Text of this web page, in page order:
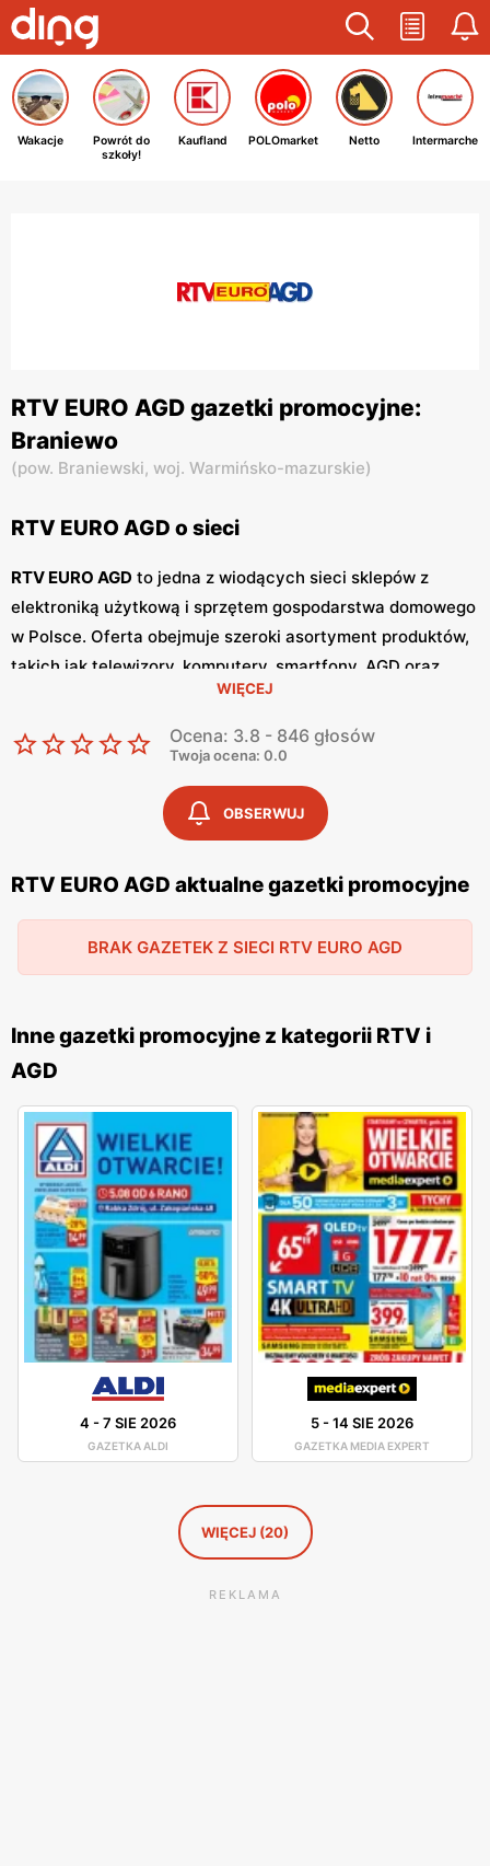
Wakacje
Powrót do
szkoły!
Kaufland POLOmarket Netto Intermarche
RTV EURO AGD gazetki promocyjne:
Braniewo
(pow. Braniewski, woj. Warmińsko-mazurskie)
RTV EURO AGD o sieci
RTV EURO AGD to jedna z wiodących sieci sklepów z
elektroniką użytkową i sprzętem gospodarstwa domowego
w Polsce. Oferta obejmuje szeroki asortyment produktów,
takich jak telewizory, komputery, smartfony, AGD oraz
RTV EURO AGD
popularnością wśród klientów dzięki atrakcyjnym
promocjom , konkurencyjnymniskim cenom
gamie produktów najwyższej jakości. W
regularnie publikowane są gazetki promocyjne
ukazują się co dwa tygodnie.Gazetkite zawierają
informacje o najnowszych
promocjach i wyprzedażach,
umożliwiając klientom śledzenie atrakcyjnych ofert i
jest profesjonalna obsługa oraz fachowe
indywidualnych potrzeb. Ponadto sieć oferuje dogodne
opcje finansowania zakupów, takie jak raty 0%, co jest
dużym ułatwieniem dla klientów planujących większe
zakupy. SiećRTV EURO AGD
posiada rozbudowaną sieć
sklepów stacjonarnych w całej Polsce, a także
dynamicznie rozwijającą się sprzedaż online, co pozwala
na wygodne zakupy bez wychodzenia z domu. Dzięki
intuicyjnej stronie internetowej oraz aplikacji mobilnej,
klienci mogą łatwo przeglądać aktualnegazetki
promocyjne, składać zamówienia i korzystać z
dodatkowych promocji dostępnych wyłącznie online.
Profesjonalizm, szeroki asortyment oraz regularne
iniskie ceny RTV EURO AGD
jednym z liderów na rynku elektroniki użytkowej w Polsce.
Klienci cenią sobie wysoką jakość obsługi, konkurencyjne
przyjemnym i satysfakcjonującym
WIĘCEJ
Ocena: 3.8 - 846 głosów
Twoja ocena: 0.0
OBSERWUJ
RTV EURO AGD aktualne gazetki promocyjne
BRAK GAZETEK Z SIECI RTV EURO AGD
Inne gazetki promocyjne z kategorii RTV i
AGD
4 -7 SIE 2026
GAZETKA ALDI
5-14 SIE 2026
GAZETKA MEDIA EXPERT
WIĘCEJ (20)
REKLAMA